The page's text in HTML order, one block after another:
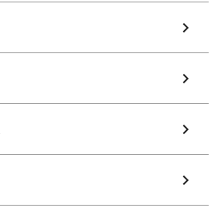
chevron_right
chevron_right
chevron_right
chevron_right